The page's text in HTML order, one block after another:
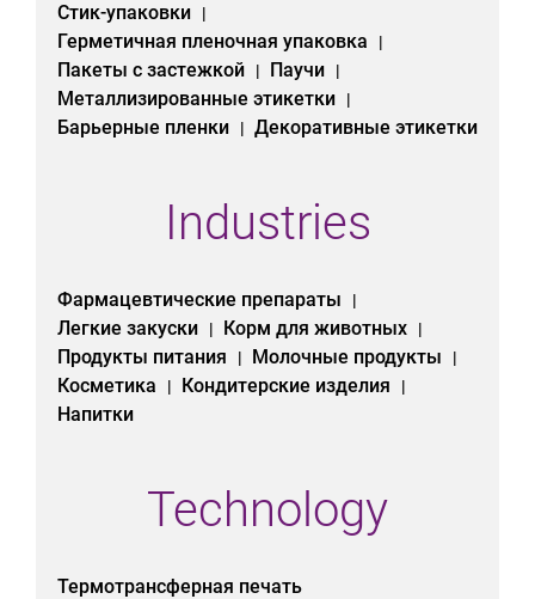
Стик-упаковки |
Герметичная пленочная упаковка |
Пакеты с застежкой | Паучи |
Металлизированные этикетки |
Барьерные пленки | Декоративные этикетки
Industries
Фармацевтические препараты |
Легкие закуски | Корм для животных |
Продукты питания | Молочные продукты |
Косметика | Кондитерские изделия |
Напитки
Technology
Термотрансферная печать